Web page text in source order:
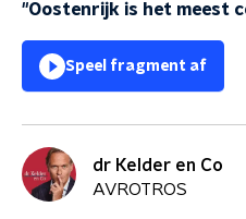
"Oostenrijk is het meest
Speel fragment af
dr Kelder en Co
AVROTROS